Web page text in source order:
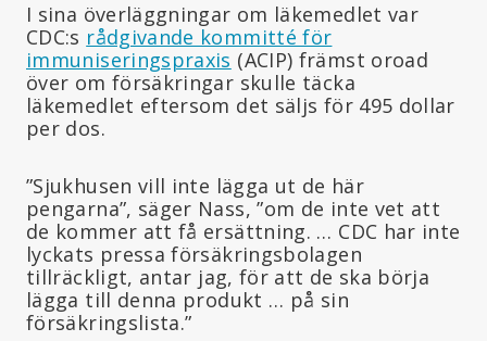
I sina överläggningar om läkemedlet var
CDC:s rådgivande kommitté för
immuniseringspraxis (ACIP) främst oroad
över om försäkringar skulle täcka
läkemedlet eftersom det säljs för 495 dollar
per dos.
”Sjukhusen vill inte lägga ut de här
pengarna”, säger Nass, ”om de inte vet att
de kommer att få ersättning. … CDC har inte
lyckats pressa försäkringsbolagen
tillräckligt, antar jag, för att de ska börja
lägga till denna produkt … på sin
försäkringslista.”